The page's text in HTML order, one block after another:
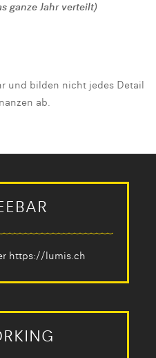
ganze Jahr verteilt)
und bilden nicht jedes Detail
ab.
https://lumis.ch